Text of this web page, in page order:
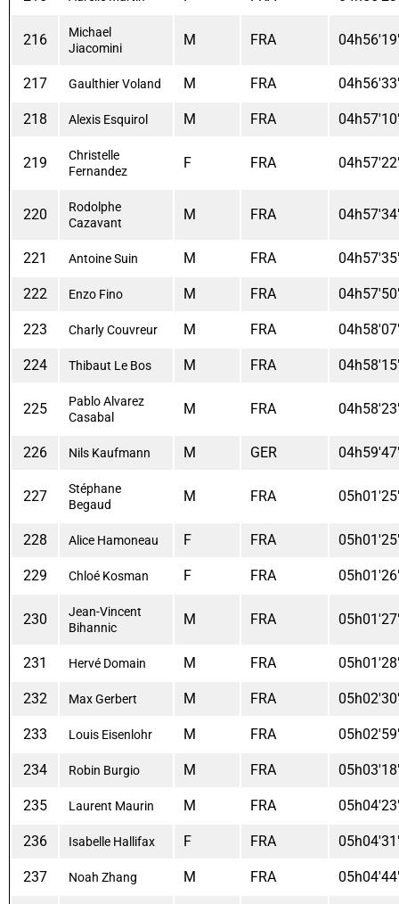
216
Michael
Jiacomini
M FRA
217 Gaulthier Voland M FRA
218 Alexis Esquirol M FRA
219
Christelle
Fernandez
F FRA
220
Rodolphe
Cazavant
M FRA
221 Antoine Suin M FRA
222 Enzo Fino M FRA
223 Charly Couvreur M FRA
224 Thibaut Le Bos M FRA
225
Pablo Alvarez
Casabal
M FRA
226 Nils Kaufmann M GER
227
Stéphane
Begaud
M FRA
228 Alice Hamoneau F FRA
229 Chloé Kosman F FRA
230
Jean-Vincent
Bihannic
M FRA
231 Hervé Domain M FRA
232 Max Gerbert M FRA
233 Louis Eisenlohr M FRA
234 Robin Burgio M FRA
235 Laurent Maurin M FRA
236 Isabelle Hallifax F FRA
237 Noah Zhang M FRA